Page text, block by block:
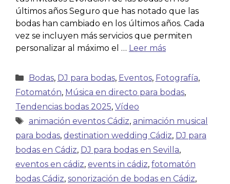
últimos años Seguro que has notado que las
bodas han cambiado en los últimos años. Cada
vez se incluyen más servicios que permiten
personalizar al máximo el … Leer más
Bodas, DJ para bodas, Eventos, Fotografía,
Fotomatón, Música en directo para bodas,
Tendencias bodas 2025, Vídeo
animación eventos Cádiz, animación musical
para bodas, destination wedding Cádiz, DJ para
bodas en Cádiz, DJ para bodas en Sevilla,
eventos en cádiz, events in cádiz, fotomatón
bodas Cádiz, sonorización de bodas en Cádiz,